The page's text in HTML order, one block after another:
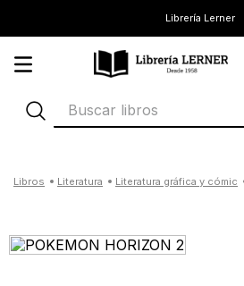
Librería Lerner
Buscar libros
literatura literatura gráfica y cómic